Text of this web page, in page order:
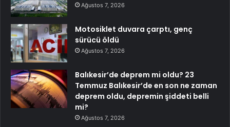
Ağustos 7, 2026
Motosiklet duvara çarptı, genç
sürücü öldü
Ağustos 7, 2026
Balıkesir’de deprem mi oldu? 23
Temmuz Balıkesir’de en son ne zaman
deprem oldu, depremin şiddeti belli
mi?
Ağustos 7, 2026